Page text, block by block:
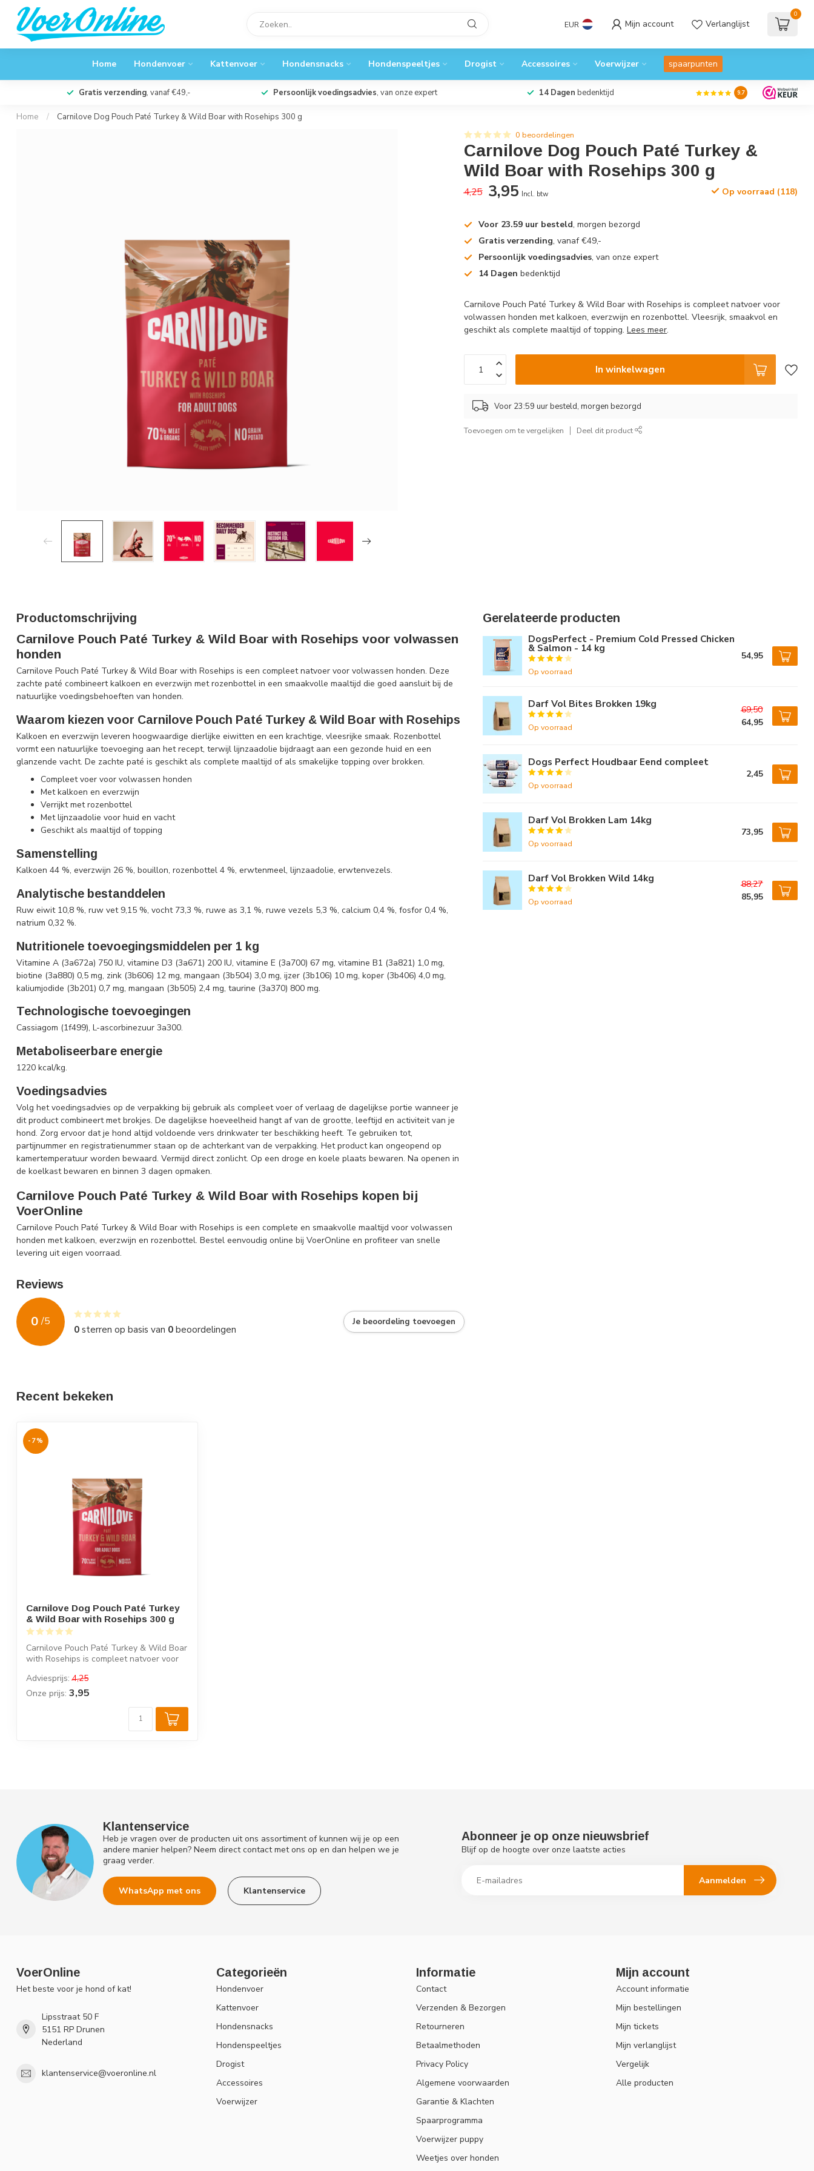
EUR Mijn account Verlanglijst
0
Home Hondenvoer Kattenvoer Hondensnacks Hondenspeeltjes Drogist Accessoires Voerwijzer spaarpunten
Gratis verzending, vanaf €49,- Persoonlijk voedingsadvies, van onze expert 14 Dagen bedenktijd 9.7
Home / Carnilove Dog Pouch Paté Turkey & Wild Boar with Rosehips 300 g
0 beoordelingen
Carnilove Dog Pouch Paté Turkey &
Wild Boar with Rosehips 300 g
4,25 3,95 Incl. btw Op voorraad (118)
Voor 23.59 uur besteld, morgen bezorgd
Gratis verzending, vanaf €49,-
Persoonlijk voedingsadvies, van onze expert
14 Dagen bedenktijd
Carnilove Pouch Paté Turkey & Wild Boar with Rosehips is compleet natvoer voor
volwassen honden met kalkoen, everzwijn en rozenbottel. Vleesrijk, smaakvol en
geschikt als complete maaltijd of topping.Lees meer.
In winkelwagen
Voor 23:59 uur besteld, morgen bezorgd
Toevoegen om te vergelijken Deel dit product
Productomschrijving
Carnilove Pouch Paté Turkey & Wild Boar with Rosehips voor volwassen
honden
Carnilove Pouch Paté Turkey & Wild Boar with Rosehips is een compleet natvoer voor volwassen honden. Deze
zachte paté combineert kalkoen en everzwijn met rozenbottel in een smaakvolle maaltijd die goed aansluit bij de
natuurlijke voedingsbehoeften van honden.
Waarom kiezen voor Carnilove Pouch Paté Turkey & Wild Boar with Rosehips
Kalkoen en everzwijn leveren hoogwaardige dierlijke eiwitten en een krachtige, vleesrijke smaak. Rozenbottel
vormt een natuurlijke toevoeging aan het recept, terwijl lijnzaadolie bijdraagt aan een gezonde huid en een
glanzende vacht. De zachte paté is geschikt als complete maaltijd of als smakelijke topping over brokken.
Compleet voer voor volwassen honden
Met kalkoen en everzwijn
Verrijkt met rozenbottel
Met lijnzaadolie voor huid en vacht
Geschikt als maaltijd of topping
Samenstelling
Kalkoen 44 %, everzwijn 26 %, bouillon, rozenbottel 4 %, erwtenmeel, lijnzaadolie, erwtenvezels.
Analytische bestanddelen
Ruw eiwit 10,8 %, ruw vet 9,15 %, vocht 73,3 %, ruwe as 3,1 %, ruwe vezels 5,3 %, calcium 0,4 %, fosfor 0,4 %,
natrium 0,32 %.
Nutritionele toevoegingsmiddelen per 1 kg
Vitamine A (3a672a) 750 IU, vitamine D3 (3a671) 200 IU, vitamine E (3a700) 67 mg, vitamine B1 (3a821) 1,0 mg,
biotine (3a880) 0,5 mg, zink (3b606) 12 mg, mangaan (3b504) 3,0 mg, ijzer (3b106) 10 mg, koper (3b406) 4,0 mg,
kaliumjodide (3b201) 0,7 mg, mangaan (3b505) 2,4 mg, taurine (3a370) 800 mg.
Technologische toevoegingen
Cassiagom (1f499), L-ascorbinezuur 3a300.
Metaboliseerbare energie
1220 kcal/kg.
Voedingsadvies
Volg het voedingsadvies op de verpakking bij gebruik als compleet voer of verlaag de dagelijkse portie wanneer je
dit product combineert met brokjes. De dagelijkse hoeveelheid hangt af van de grootte, leeftijd en activiteit van je
hond. Zorg ervoor dat je hond altijd voldoende vers drinkwater ter beschikking heeft. Te gebruiken tot,
partijnummer en registratienummer staan op de achterkant van de verpakking. Het product kan ongeopend op
kamertemperatuur worden bewaard. Vermijd direct zonlicht. Op een droge en koele plaats bewaren. Na openen in
de koelkast bewaren en binnen 3 dagen opmaken.
Carnilove Pouch Paté Turkey & Wild Boar with Rosehips kopen bij
VoerOnline
Carnilove Pouch Paté Turkey & Wild Boar with Rosehips is een complete en smaakvolle maaltijd voor volwassen
honden met kalkoen, everzwijn en rozenbottel. Bestel eenvoudig online bij VoerOnline en profiteer van snelle
levering uit eigen voorraad.
Reviews
0 /5
0sterren op basis van 0beoordelingen
Je beoordeling toevoegen
Gerelateerde producten
DogsPerfect - Premium Cold Pressed Chicken
& Salmon - 14 kg
Op voorraad
54,95
Darf Vol Bites Brokken 19kg
Op voorraad
69,50
64,95
Dogs Perfect Houdbaar Eend compleet
Op voorraad
2,45
Darf Vol Brokken Lam 14kg
Op voorraad
73,95
Darf Vol Brokken Wild 14kg
Op voorraad
88,27
85,95
Recent bekeken
-7%
Carnilove Dog Pouch Paté Turkey
& Wild Boar with Rosehips 300 g
Carnilove Pouch Paté Turkey & Wild Boar
with Rosehips is compleet natvoer voor
Adviesprijs: 4,25
Onze prijs: 3,95
Klantenservice
Heb je vragen over de producten uit ons assortiment of kunnen wij je op een
andere manier helpen? Neem direct contact met ons op en dan helpen we je
graag verder.
WhatsApp met ons Klantenservice
Abonneer je op onze nieuwsbrief
Blijf op de hoogte over onze laatste acties
Aanmelden
VoerOnline
Het beste voor je hond of kat!
Lipsstraat 50 F
5151 RP Drunen
Nederland
klantenservice@voeronline.nl
Categorieën
Hondenvoer
Kattenvoer
Hondensnacks
Hondenspeeltjes
Drogist
Accessoires
Voerwijzer
Informatie
Contact
Verzenden & Bezorgen
Retourneren
Betaalmethoden
Privacy Policy
Algemene voorwaarden
Garantie & Klachten
Spaarprogramma
Voerwijzer puppy
Weetjes over honden
Mijn account
Account informatie
Mijn bestellingen
Mijn tickets
Mijn verlanglijst
Vergelijk
Alle producten